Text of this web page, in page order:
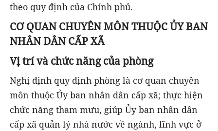
theo quy định của Chính phủ.
CƠ QUAN CHUYÊN MÔN THUỘC ỦY BAN
NHÂN DÂN CẤP XÃ
Vị trí và chức năng của phòng
Nghị định quy định phòng là cơ quan chuyên
môn thuộc Ủy ban nhân dân cấp xã; thực hiện
chức năng tham mưu, giúp Ủy ban nhân dân
cấp xã quản lý nhà nước về ngành, lĩnh vực ở